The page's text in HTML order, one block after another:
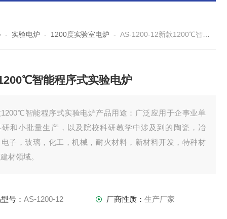
- 实验电炉 - 1200度实验室电炉 -AS-1200-12新款1200℃智能程序式实验电炉
智能程序式实验电炉
智能程序式实验电炉产品用途：广泛应用于企事业单
研和小批量生产，以及院校科研教学中涉及到的陶瓷，冶
子，玻璃，化工，机械，耐火材料，新材料开发，特种材
材领域。
号：AS-1200-12 厂商性质： 生产厂家